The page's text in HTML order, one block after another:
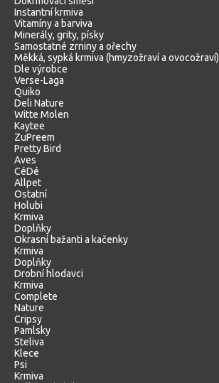
Instantní krmiva
Vitamíny a barviva
Minerály, grity, písky
Samostatné zrniny a ořechy
Měkká, sypká krmiva (hmyzožraví a ovocožraví)
Dle výrobce
Verse-Laga
Quiko
Deli Nature
Witte Molen
Kaytee
ZuPreem
Pretty Bird
Aves
CéDé
Allpet
Ostatní
Holubi
Krmiva
Doplňky
Okrasní bažanti a kačenky
Krmiva
Doplňky
Drobní hlodavci
Krmiva
Complete
Nature
Cripsy
Pamlsky
Steliva
Klece
Psi
Krmiva